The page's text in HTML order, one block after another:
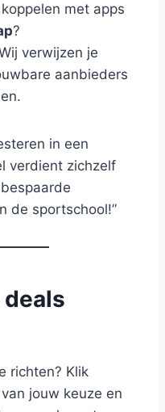
met apps
?
verwijzen je
aanbieders
in een
verdient zichzelf
de sportschool!”
richten? Klik
jouw keuze en